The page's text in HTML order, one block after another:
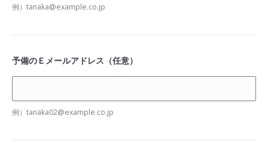
例）tanaka@example.co.jp
予備のＥメールアドレス（任意）
例）tanaka02@example.co.jp